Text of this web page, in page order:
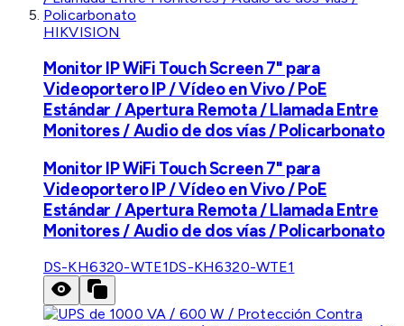
HIKVISION
Monitor IP WiFi Touch Screen 7" para
Videoportero IP / Vídeo en Vivo / PoE
Estándar / Apertura Remota / Llamada Entre
Monitores / Audio de dos vías / Policarbonato
Monitor IP WiFi Touch Screen 7" para
Videoportero IP / Vídeo en Vivo / PoE
Estándar / Apertura Remota / Llamada Entre
Monitores / Audio de dos vías / Policarbonato
DS-KH6320-WTE1DS-KH6320-WTE1